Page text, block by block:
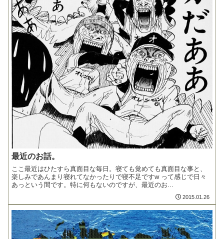
最近のお話。
ここ最近はひたすら真面目な毎日。寝ても覚めても真面目な事と、
楽しみであんまり寝れてなかったりで寝不足ですw って感じで日々
あっという間です。特に何もないのですが、最近のお...
2015.01.26